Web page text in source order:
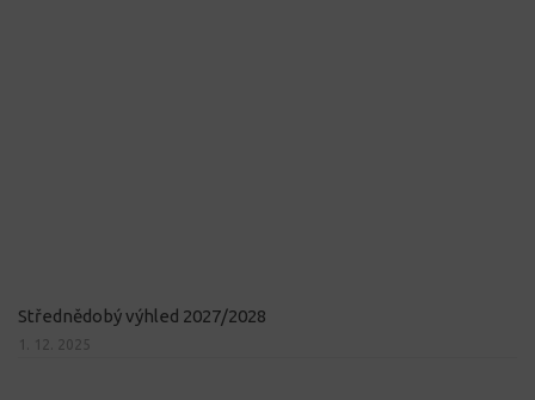
Střednědobý výhled 2027/2028
1. 12. 2025